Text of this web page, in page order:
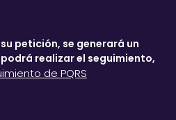
petición, se generará un
realizar el seguimiento,
de PQRS